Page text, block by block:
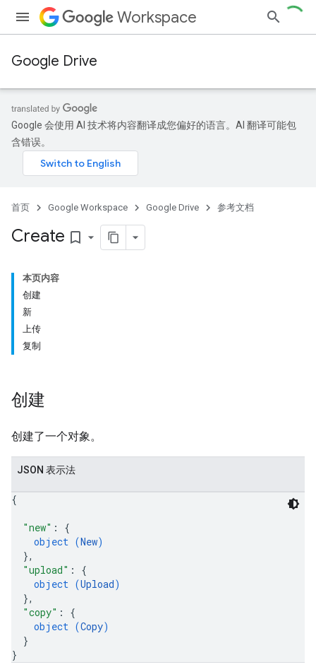
Workspace
Google Drive
Google 会使用 AI 技术将内容翻译成您偏好的语言。AI 翻译可能包
含错误。
首页 Google Workspace Google Drive 参考文档
Create bookmark_border
本页内容
创建
新
上传
复制
创建
创建了一个对象。
JSON 表示法
{
"new" : {
object (New)
},
"upload" : {
object (Upload)
},
"copy" : {
object (Copy)
}
}